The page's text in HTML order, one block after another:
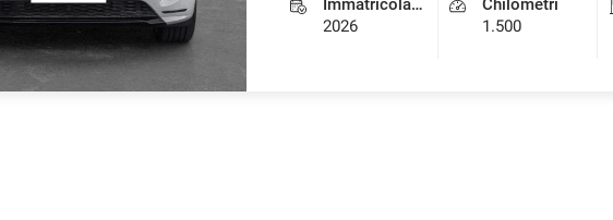
Immatricolazione
2026
Chilometri
1.500